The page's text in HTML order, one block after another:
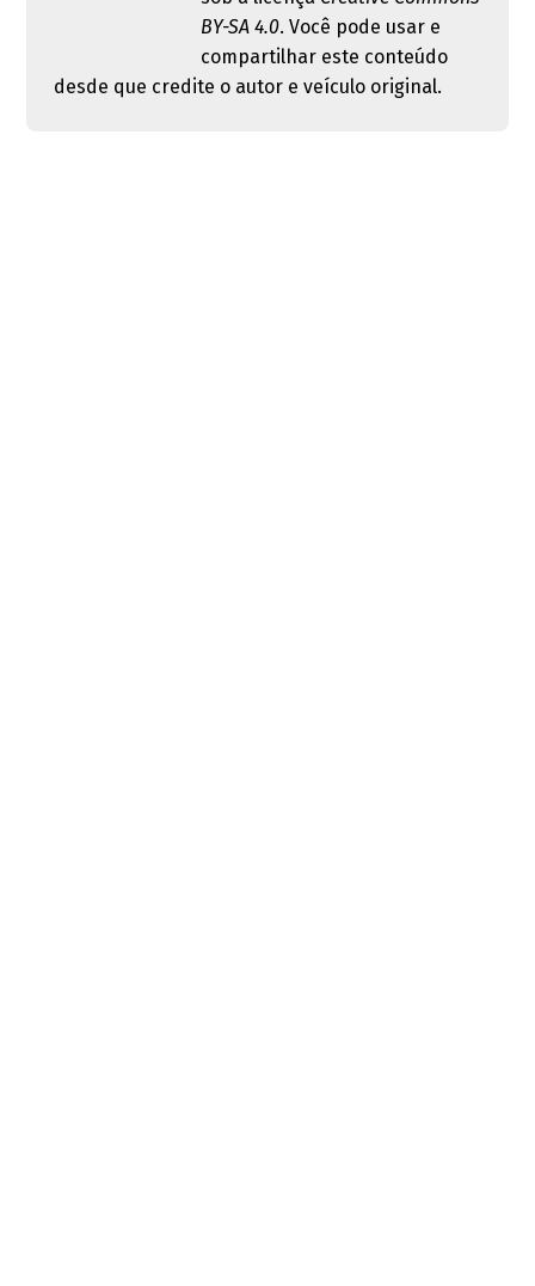
BY-SA 4.0. Você pode usar e
compartilhar este conteúdo
desde que credite o autor e veículo original.